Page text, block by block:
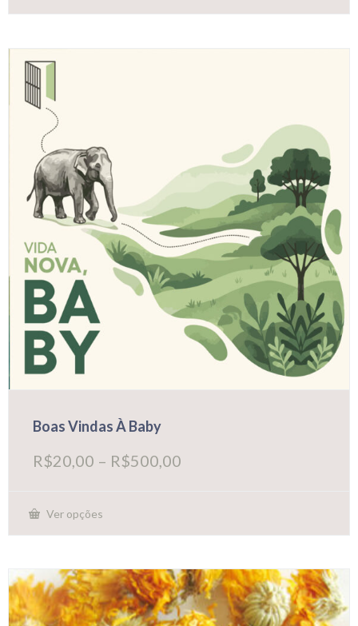
Boas Vindas À Baby
R$20,00 – R$500,00
R$500,00
Ver opções
Este
produto
variantes.
As
opções